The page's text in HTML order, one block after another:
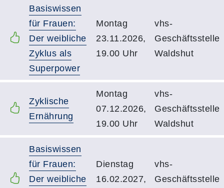
Basiswissen
für Frauen:
Der weibliche
Zyklus als
Superpower
Montag
23.11.2026,
19.00 Uhr
vhs-
Geschäftsstelle
Waldshut
Zyklische
Ernährung
Montag
07.12.2026,
19.00 Uhr
vhs-
Geschäftsstelle
Waldshut
Basiswissen
für Frauen:
Der weibliche
Dienstag
16.02.2027,
vhs-
Geschäftsstelle